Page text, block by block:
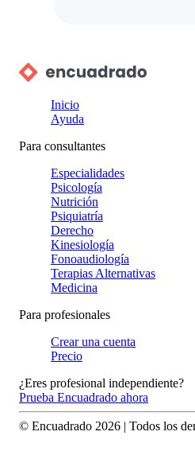
Inicio
Ayuda
Para consultantes
Especialidades
Psicología
Nutrición
Psiquiatría
Derecho
Kinesiología
Fonoaudiología
Terapias Alternativas
Medicina
Para profesionales
Crear una cuenta
Precio
¿Eres profesional independiente?
Prueba Encuadrado ahora
© Encuadrado 2026 | Todos los